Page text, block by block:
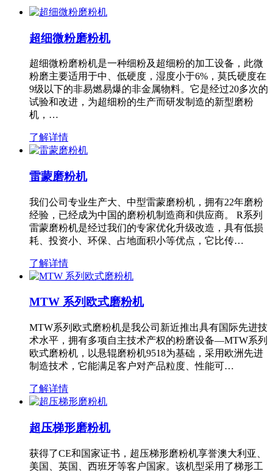
超细微粉磨粉机
超细微粉磨粉机是一种细粉及超细粉的加工设备，此微
粉磨主要适用于中、低硬度，湿度小于6%，莫氏硬度在
9级以下的非易燃易爆的非金属物料。它是经过20多次的
试验和改进，为超细粉的生产而研发制造的新型磨粉
机，…
了解详情
雷蒙磨粉机
我们公司专业生产大、中型雷蒙磨粉机，拥有22年磨粉
经验，已经成为中国的磨粉机制造商和供应商。 R系列
雷蒙磨粉机是经过我们的专家优化升级改造，具有低损
耗、投资小、环保、占地面积小等优点，它比传…
了解详情
MTW 系列欧式磨粉机
MTW系列欧式磨粉机是我公司新近推出具有国际先进技
术水平，拥有多项自主技术产权的粉磨设备—MTW系列
欧式磨粉机，以悬辊磨粉机9518为基础，采用欧洲先进
制造技术，它能满足客户对产品粒度、性能可…
了解详情
超压梯形磨粉机
获得了CE和国家证书，超压梯形磨粉机享誉澳大利亚、
美国、英国、西班牙等客户国家。该机型采用了梯形工